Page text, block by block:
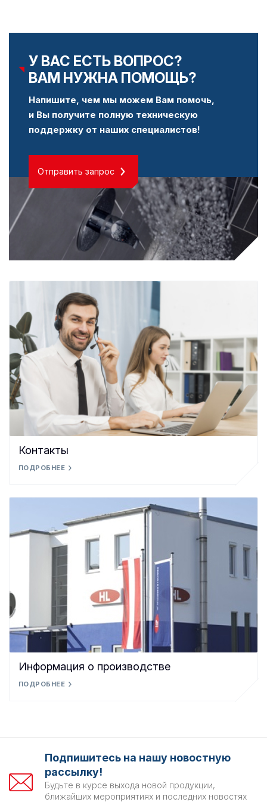
У ВАС ЕСТЬ ВОПРОС?
ВАМ НУЖНА ПОМОЩЬ?
Напишите, чем мы можем Вам помочь,
и Вы получите полную техническую
поддержку от наших специалистов!
Отправить запрос
Контакты
ПОДРОБНЕЕ
Информация о производстве
ПОДРОБНЕЕ
Подпишитесь на нашу новостную
рассылку!
Будьте в курсе выхода новой продукции,
ближайших мероприятиях и последних новостях